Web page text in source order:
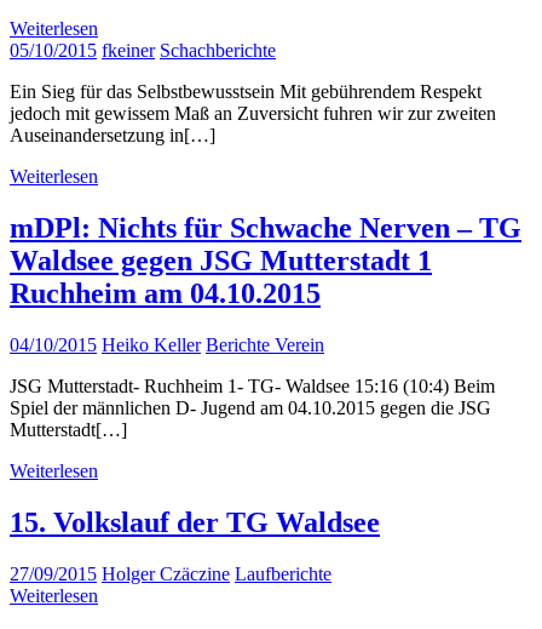
Weiterlesen
05/10/2015 fkeiner Schachberichte
Ein Sieg für das Selbstbewusstsein Mit gebührendem Respekt
jedoch mit gewissem Maß an Zuversicht fuhren wir zur zweiten
Auseinandersetzung in[…]
Weiterlesen
mDPl: Nichts für Schwache Nerven – TG
Waldsee gegen JSG Mutterstadt 1
Ruchheim am 04.10.2015
04/10/2015 Heiko Keller Berichte Verein
JSG Mutterstadt- Ruchheim 1- TG- Waldsee 15:16 (10:4) Beim
Spiel der männlichen D- Jugend am 04.10.2015 gegen die JSG
Mutterstadt[…]
Weiterlesen
15. Volkslauf der TG Waldsee
27/09/2015 Holger Czäczine Laufberichte
Weiterlesen